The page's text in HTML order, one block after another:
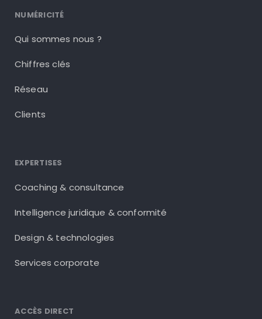
NUMÉRICITÉ
Qui sommes nous ?
Chiffres clés
Réseau
Clients
EXPERTISES
Coaching & consultance
Intelligence juridique & conformité
Design & technologies
Services corporate
ACCÈS DIRECT